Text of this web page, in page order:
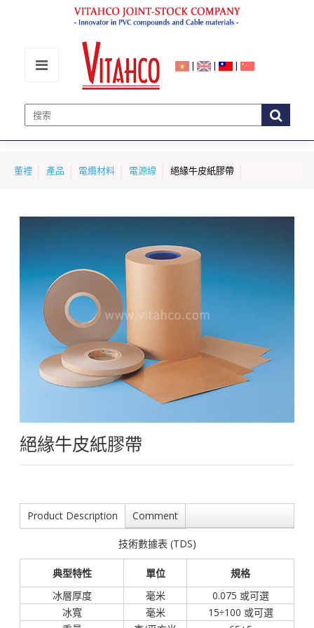
| | |
董裡 產品 電纜材料 電源線 絕緣牛皮紙膠帶
絕緣牛皮紙膠帶
Product Description Comment
技術數據表 (TDS)
典型特性 單位
規格
冰層厚度
毫米
0.075 或可選
冰寬
毫米
15÷100 或可選